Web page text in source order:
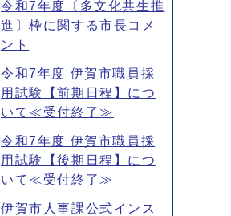
令和7年度〔多文化共生推
進〕枠に関する市長コメ
ント
令和7年度 伊賀市職員採
用試験【前期日程】につ
いて≪受付終了≫
令和7年度 伊賀市職員採
用試験【後期日程】につ
いて≪受付終了≫
伊賀市人事課公式インス